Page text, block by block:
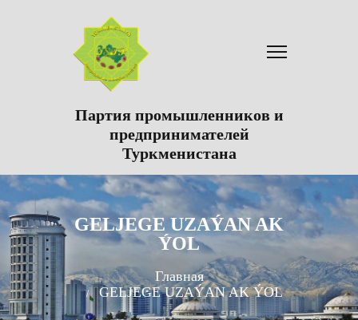
Партия промышленников и
предпринимателей
Туркменистана
GELJEGE UZAÝAN AK
ÝOL
Главная
GELJEGE UZAÝAN AK ÝOL